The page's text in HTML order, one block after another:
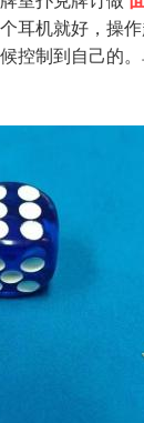
耳机就好，操
控制到自己的